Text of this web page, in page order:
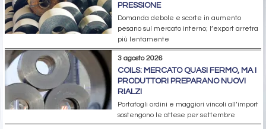
PRESSIONE
Domanda debole e scorte in aumento
pesano sul mercato interno; l’export arretra
più lentamente
3 agosto 2026
COILS: MERCATO QUASI FERMO, MA I
PRODUTTORI PREPARANO NUOVI
RIALZI
Portafogli ordini e maggiori vincoli all’import
sostengono le attese per settembre